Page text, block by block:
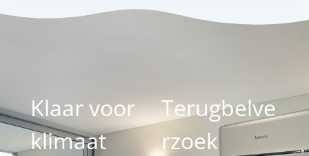
Klaar voor
klimaat
Terugbelve
rzoek